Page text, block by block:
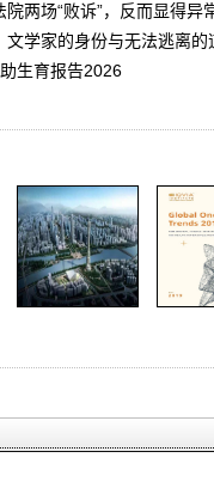
两场“败诉”，反而显得异
文学家的身份与无法逃离的
生育报告2026